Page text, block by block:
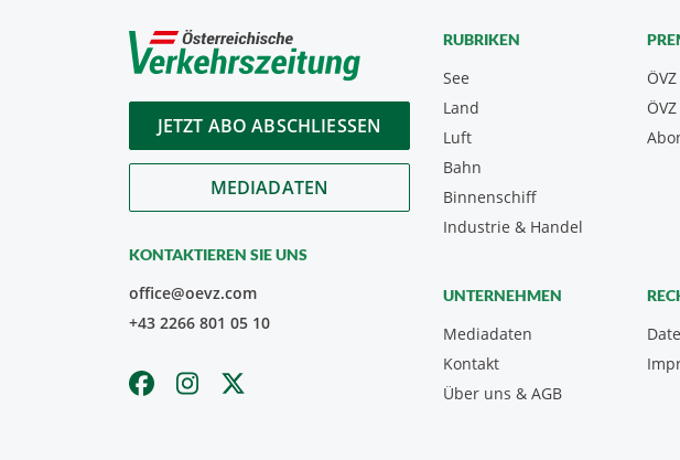
JETZT ABO ABSCHLIESSEN
MEDIADATEN
KONTAKTIEREN SIE UNS
office@oevz.com
+43 2266 801 05 10
RUBRIKEN
See
Land
Luft
Bahn
Binnenschiff
Industrie & Handel
UNTERNEHMEN
Mediadaten
Kontakt
Über uns & AGB